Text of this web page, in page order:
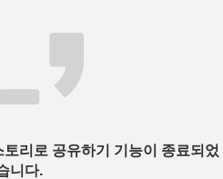
리로 공유하기 기능이 종료되었
니다.